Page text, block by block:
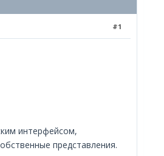
#1
интерфейсом,
представления.